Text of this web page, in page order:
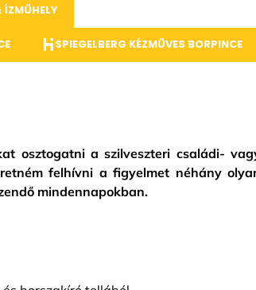
ÍZMŰHELY
SPIEGELBERG KÉZMŰVES BORPINCE
osztogatni a szilveszteri családi-
felhívni a figyelmet néhány
mindennapokban.